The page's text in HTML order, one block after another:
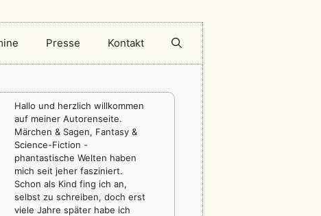
Presse Kontakt
Hallo und herzlich willkommen
auf meiner Autorenseite.
Märchen & Sagen, Fantasy &
Science-Fiction -
phantastische Welten haben
mich seit jeher fasziniert.
Schon als Kind fing ich an,
selbst zu schreiben, doch erst
viele Jahre später habe ich